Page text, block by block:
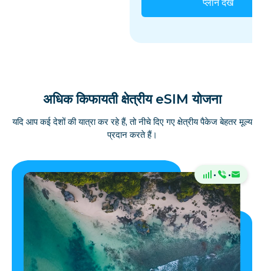
प्लान देखें
अधिक किफायती क्षेत्रीय eSIM योजना
यदि आप कई देशों की यात्रा कर रहे हैं, तो नीचे दिए गए क्षेत्रीय पैकेज बेहतर मूल्य
प्रदान करते हैं।
· ·